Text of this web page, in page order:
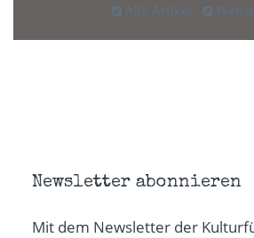
Alle Artikel
Newsletter abonnieren
Mit dem Newsletter der